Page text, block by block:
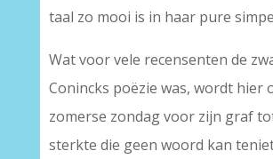
taal zo mooi is in haar pure
Wat voor vele recensenten de
Conincks poëzie was, wordt hier
zomerse zondag voor zijn graf
sterkte die geen woord kan